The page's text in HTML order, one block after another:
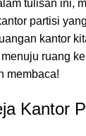
tulisan ini,
partisi
kantor
ruang
membaca!
Kantor